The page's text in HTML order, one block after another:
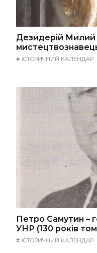
Дезидерій Милий
# ІСТОРИЧНИЙ КАЛЕНДАР
Петро Самутин –
УНР (130 років
# ІСТОРИЧНИЙ КАЛЕНДАР